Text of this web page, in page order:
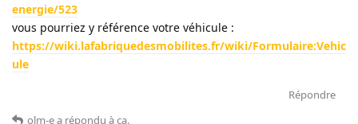
energie/523
vous pourriez y référence votre véhicule :
https://wiki.lafabriquedesmobilites.fr/wiki/Formulaire:Vehic
ule
Répondre
olm-ea répondu à ça.